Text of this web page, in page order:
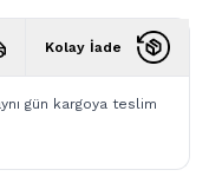
Kolay İade
gün kargoya teslim